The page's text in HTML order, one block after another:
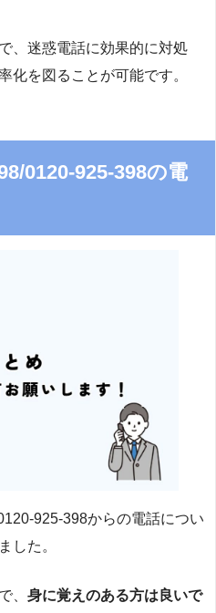
、迷惑電話に効果的に対処
化を図ることが可能です。
0120-925-398の電
925-398からの電話につい
した。
、 身に覚えのある方は良いで